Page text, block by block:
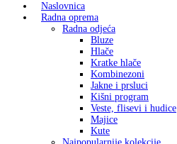
Naslovnica
Radna oprema
Radna odjeća
Bluze
Hlače
Kratke hlače
Kombinezoni
Jakne i prsluci
Kišni program
Veste, flisevi i hudice
Majice
Kute